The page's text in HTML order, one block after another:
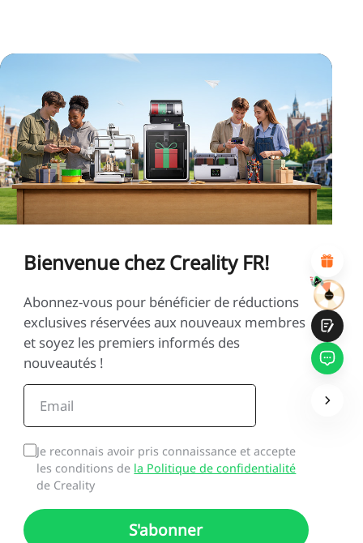
CALIFIQUE VOTRE NIVEAU DE SATISFACTION
AVEC CETTE PAGE:
INSATISFAIT
SATISFAIT
1
2 3 4 6 7 8 9 10
*RAISON DE VOTRE SATISFACTION
Contenu abondant
Chargement rapide de la page
Bienvenue chez Creality FR!
Abonnez-vous pour bénéficier de réductions
exclusives réservées aux nouveaux membres
et soyez les premiers informés des
nouveautés !
Je reconnais avoir pris connaissance et accepte
les conditions de la Politique de confidentialité
de Creality
S'abonner